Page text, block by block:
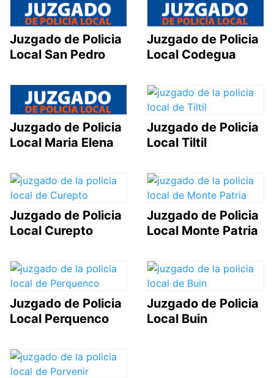
Juzgado de Policia
Local San Pedro
Juzgado de Policia
Local Codegua
Juzgado de Policia
Local Maria Elena
Juzgado de Policia
Local Tiltil
Juzgado de Policia
Local Curepto
Juzgado de Policia
Local Monte Patria
Juzgado de Policia
Local Perquenco
Juzgado de Policia
Local Buin